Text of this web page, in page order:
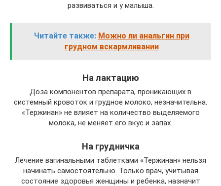
развиваться и у малыша.
Читайте также: Можно ли анальгин при
грудном вскармливании
На лактацию
Доза компонентов препарата, проникающих в
системный кровоток и грудное молоко, незначительна.
«Тержинан» не влияет на количество выделяемого
молока, не меняет его вкус и запах.
На грудничка
Лечение вагинальными таблетками «Тержинан» нельзя
начинать самостоятельно. Только врач, учитывая
состояние здоровья женщины и ребенка, назначит